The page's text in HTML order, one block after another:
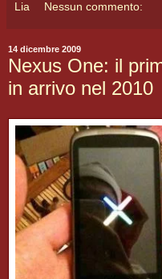
Lia Nessun commento:
14 dicembre 2009
Nexus One: il
in arrivo nel 2010